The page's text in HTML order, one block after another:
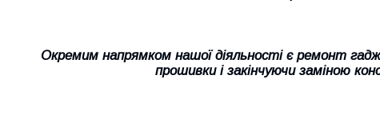
Окремим напрямком нашої діяльності є ремонт
прошивки і закінчуючи заміною